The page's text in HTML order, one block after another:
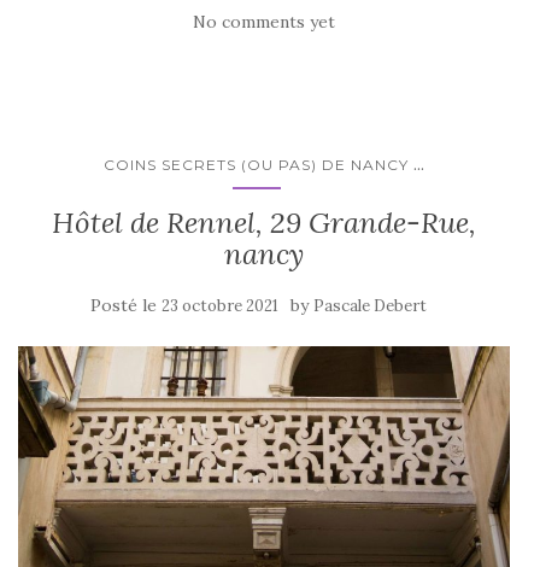
No comments yet
COINS SECRETS (OU PAS) DE NANCY ...
Hôtel de Rennel, 29 Grande-Rue,
nancy
Posté le 23 octobre 2021 by Pascale Debert